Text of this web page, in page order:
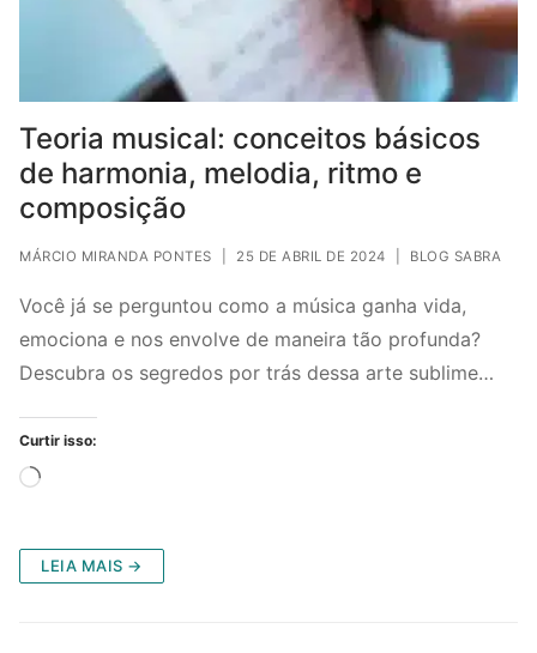
Teoria musical: conceitos básicos
de harmonia, melodia, ritmo e
composição
MÁRCIO MIRANDA PONTES 25 DE ABRIL DE 2024 BLOG SABRA
Você já se perguntou como a música ganha vida,
emociona e nos envolve de maneira tão profunda?
Descubra os segredos por trás dessa arte sublime…
Curtir isso:
Carregando...
LEIA MAIS →